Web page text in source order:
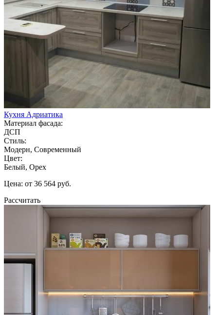
Кухня Адриатика
Материал фасада:
ДСП
Стиль:
Модерн, Современный
Цвет:
Белый, Орех
Цена: от 36 564 руб.
Рассчитать